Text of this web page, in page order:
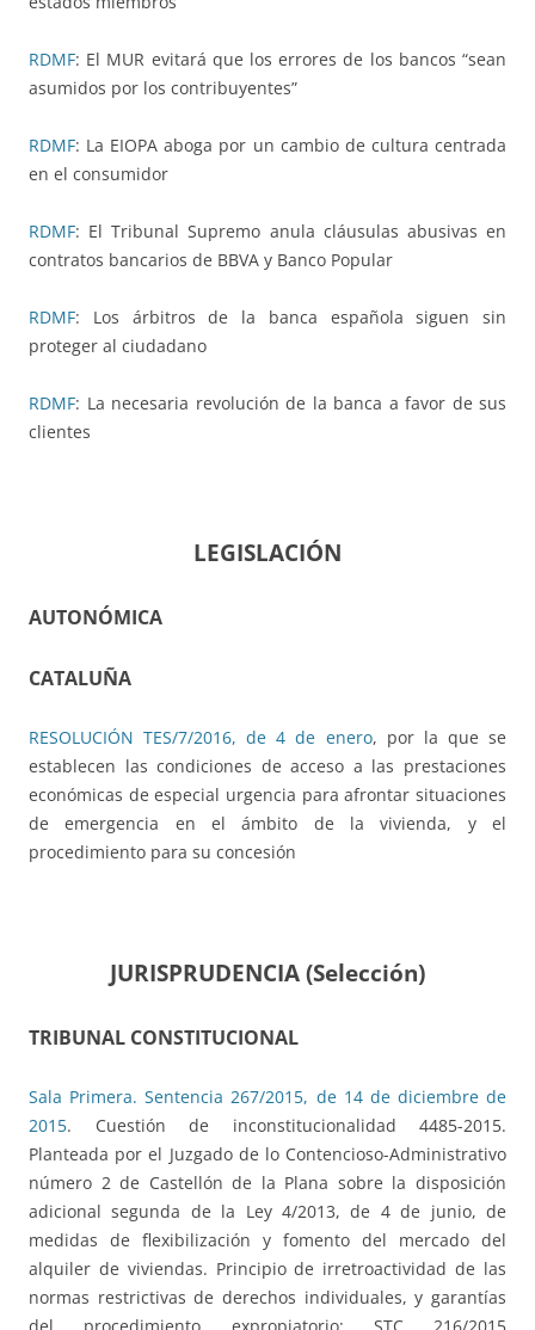
RDMF: El MUR evitará que los errores de los bancos “sean
asumidos por los contribuyentes”
RDMF: La EIOPA aboga por un cambio de cultura centrada
en el consumidor
RDMF: El Tribunal Supremo anula cláusulas abusivas en
contratos bancarios de BBVA y Banco Popular
RDMF: Los árbitros de la banca española siguen sin
proteger al ciudadano
RDMF: La necesaria revolución de la banca a favor de sus
clientes
LEGISLACIÓN
AUTONÓMICA
CATALUÑA
RESOLUCIÓN TES/7/2016, de 4 de enero, por la que se
establecen las condiciones de acceso a las prestaciones
económicas de especial urgencia para afrontar situaciones
de emergencia en el ámbito de la vivienda, y el
procedimiento para su concesión
JURISPRUDENCIA (Selección)
TRIBUNAL CONSTITUCIONAL
Sala Primera. Sentencia 267/2015, de 14 de diciembre de
2015. Cuestión de inconstitucionalidad 4485-2015.
Planteada por el Juzgado de lo Contencioso-Administrativo
número 2 de Castellón de la Plana sobre la disposición
adicional segunda de la Ley 4/2013, de 4 de junio, de
medidas de flexibilización y fomento del mercado del
alquiler de viviendas. Principio de irretroactividad de las
normas restrictivas de derechos individuales, y garantías